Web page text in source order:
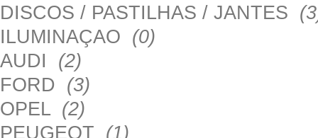
DISCOS / PASTILHAS / JANTES
ILUMINAÇAO (0)
AUDI (2)
FORD (3)
OPEL (2)
PEUGEOT (1)